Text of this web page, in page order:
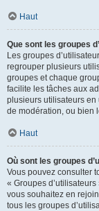
Haut
Que sont les groupes
Les groupes
regrouper plusieurs
groupes et chaque
facilite les tâches aux
plusieurs utilisateurs
de modération, ou bien
Haut
Où sont les groupes
Vous pouvez consulter
« Groupes
vous souhaitez en
tous les groupes